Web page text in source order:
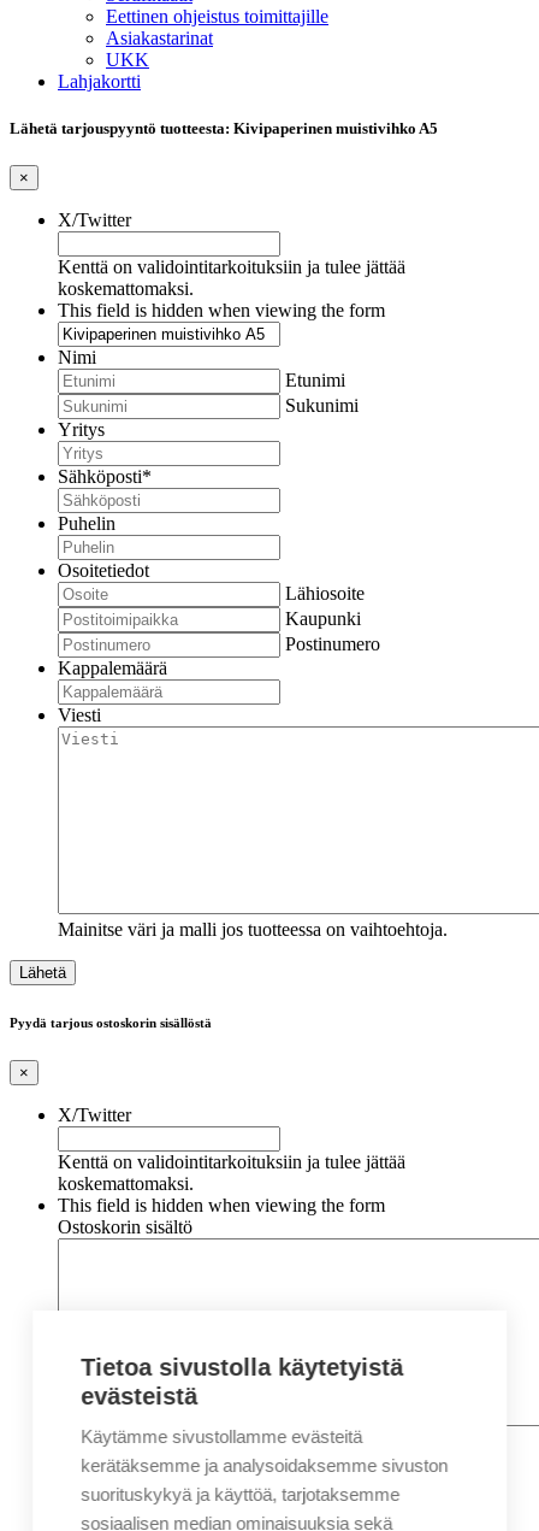
Eettinen ohjeistus toimittajille
Asiakastarinat
UKK
Lahjakortti
Lähetä tarjouspyyntö tuotteesta: Kivipaperinen muistivihko A5
×
X/Twitter
Kenttä on validointitarkoituksiin ja tulee jättää
koskemattomaksi.
This field is hidden when viewing the form
Nimi
Etunimi
Sukunimi
Yritys
Sähköposti*
Puhelin
Osoitetiedot
Lähiosoite
Kaupunki
Postinumero
Kappalemäärä
Viesti
Mainitse väri ja malli jos tuotteessa on vaihtoehtoja.
Pyydä tarjous ostoskorin sisällöstä
×
X/Twitter
Kenttä on validointitarkoituksiin ja tulee jättää
koskemattomaksi.
This field is hidden when viewing the form
Ostoskorin sisältö
Nimi*
Etunimi
Sukunimi
Tietoa sivustolla käytetyistä
evästeistä
Käytämme sivustollamme evästeitä
kerätäksemme ja analysoidaksemme sivuston
suorituskykyä ja käyttöä, tarjotaksemme
sosiaalisen median ominaisuuksia sekä